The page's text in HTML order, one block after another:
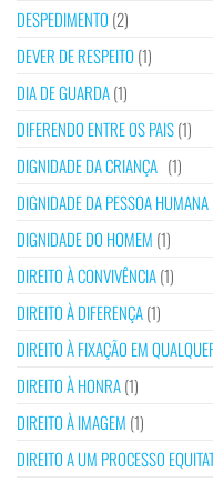
DESPEDIMENTO (2)
DEVER DE RESPEITO (1)
DIA DE GUARDA(1)
DIFERENDO ENTRE OS PAIS(1)
DIGNIDADE DA CRIANÇA (1)
DIGNIDADE DA PESSOA HUMANA
DIGNIDADE DO HOMEM (1)
DIREITO À CONVIVÊNCIA(1)
DIREITO À DIFERENÇA(1)
DIREITO À FIXAÇÃO EM
DIREITO À HONRA(1)
DIREITO À IMAGEM (1)
DIREITO A UM PROCESSO